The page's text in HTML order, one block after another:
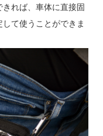
れば、車体に直接固
て使うことができま